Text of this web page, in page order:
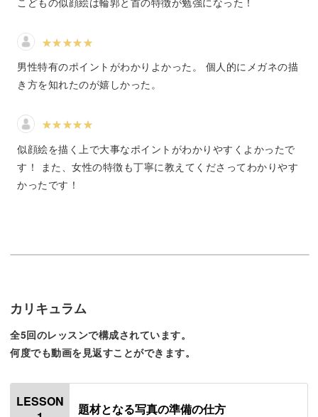
楽しくお伝えできればと思っています。
黒ペン一本！白黒で仕上げても可愛い！
講座では、下絵の描き方から色塗りまでをレクチャーしま
す。
けれど、あえて色は塗らず白黒で仕上げてもOK！
日常で楽しむ似顔絵の活用シーン
男性特有のポイントがわかりよかった。 個人的にメガネの描
き方を知れたのが嬉しかった。
似顔絵を描く上で大事なポイントがわかりやすくよかったで
す！ また、女性の特徴も丁寧に教えてくださってわかりやす
かったです！
カリキュラム
全5回のレッスンで構成されています。
何度でも動画を見返すことができます。
LESSON
題材となる写真の準備の仕方